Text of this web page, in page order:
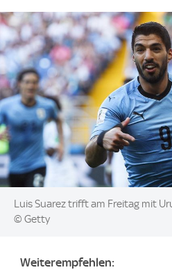
Image:
Luis Suarez trifft am Freitag mit
© Getty
Weiterempfehlen: